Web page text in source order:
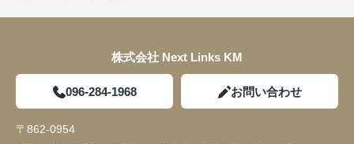
株式会社 Next Links KM
096-284-1968 お問い合わせ
〒862-0954